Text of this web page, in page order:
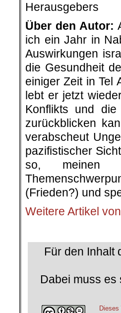
Herausgebers
Über den Autor:
ich ein Jahr in
Auswirkungen
die Gesundheit
einiger Zeit in Tel
lebt er jetzt
Konflikts und
zurückblicken
verabscheut
pazifistischer
so, meinen
(Frieden?) und
Weitere Artikel
Für den Inhalt
Dabei muss es